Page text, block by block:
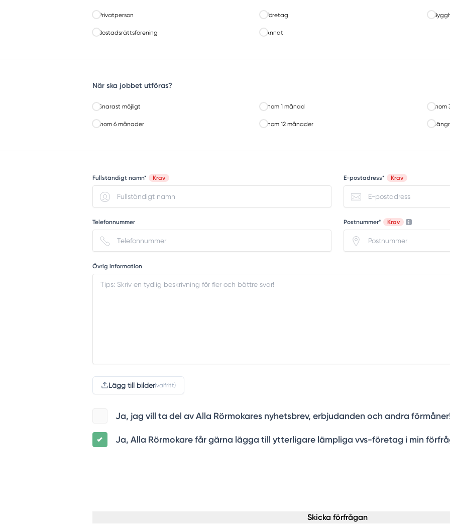
Privatperson Företag
Bostadsrättsförening Annat
När ska jobbet utföras?
Snarast möjligt Inom 1 månad Inom
Inom 6 månader Inom 12 månader
Fullständigt namn* Krav E-postadress* Krav
Telefonnummer Postnummer* Krav
Övrig information
Lägg till bilder(valfritt)
Ja, jag vill ta del av Alla Rörmokares nyhetsbrev, erbjudanden och andra
Ja, Alla Rörmokare får gärna lägga till ytterligare lämpliga vvs-företag i min
Skicka förfrågan